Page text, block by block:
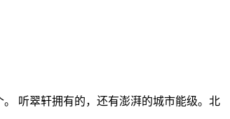
听翠轩拥有的，还有澎湃的城市能级。北